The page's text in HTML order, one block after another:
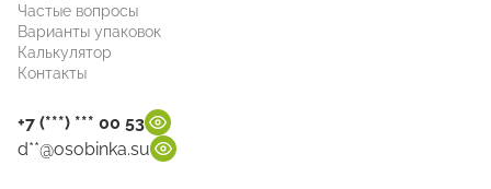
Частые вопросы
Варианты упаковок
Калькулятор
Контакты
+7 (***) *** 00 53
d**@osobinka.su